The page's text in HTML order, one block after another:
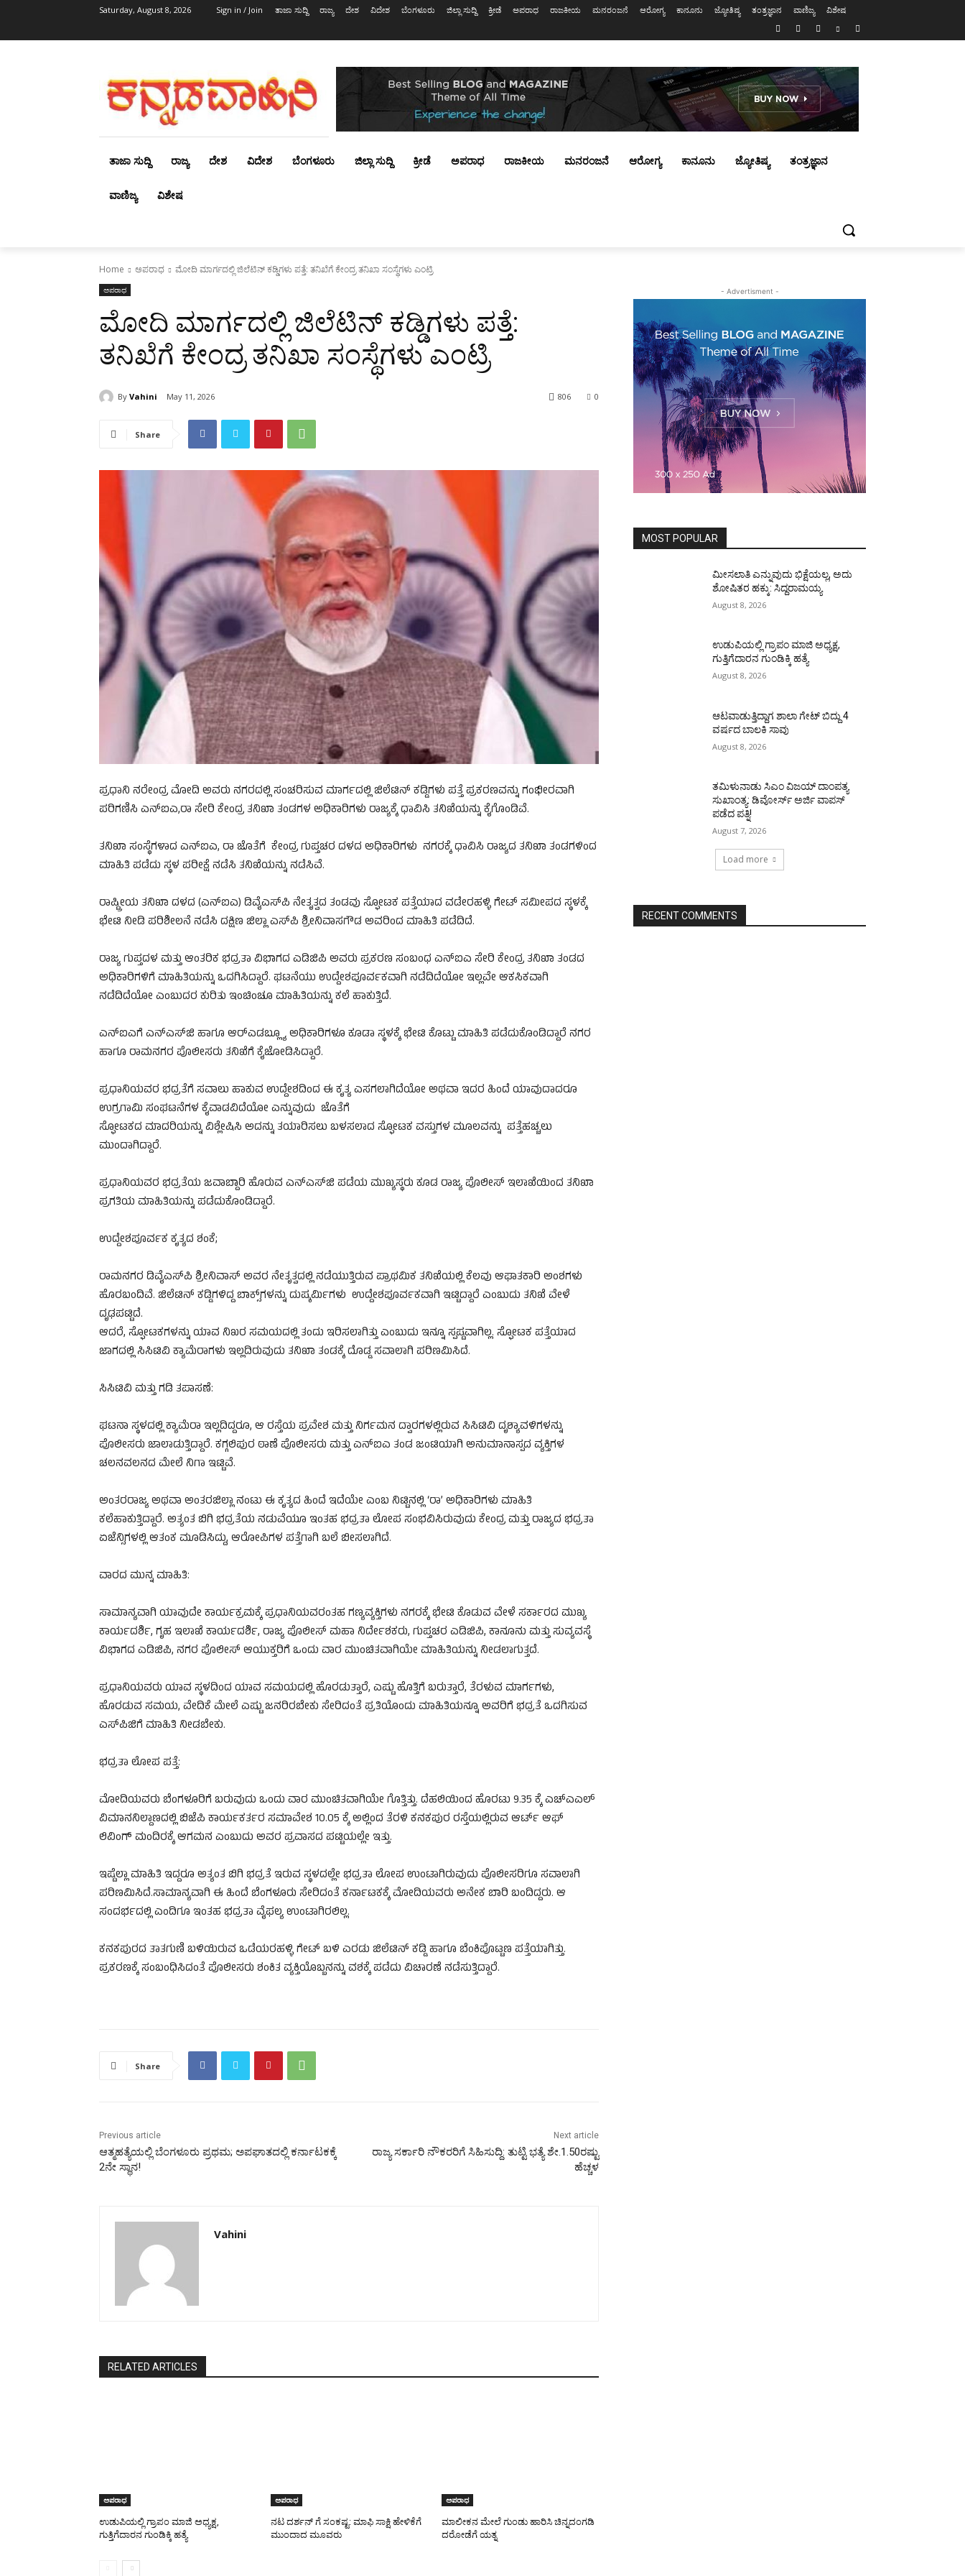
Saturday, August 8, 2026 Sign in / Join ತಾಜಾ ಸುದ್ದಿ ರಾಜ್ಯ ದೇಶ ವಿದೇಶ ಬೆಂಗಳೂರು ಜಿಲ್ಲಾ ಸುದ್ದಿ ಕ್ರೀಡೆ ಅಪರಾಧ ರಾಜಕೀಯ ಮನರಂಜನೆ ಆರೋಗ್ಯ ಕಾನೂನು ಜ್ಯೋತಿಷ್ಯ ತಂತ್ರಜ್ಞಾನ ವಾಣಿಜ್ಯ ವಿಶೇಷ
ತಾಜಾ ಸುದ್ದಿ ರಾಜ್ಯ ದೇಶ ವಿದೇಶ ಬೆಂಗಳೂರು ಜಿಲ್ಲಾ ಸುದ್ದಿ ಕ್ರೀಡೆ ಅಪರಾಧ ರಾಜಕೀಯ ಮನರಂಜನೆ ಆರೋಗ್ಯ ಕಾನೂನು ಜ್ಯೋತಿಷ್ಯ ತಂತ್ರಜ್ಞಾನ
ವಾಣಿಜ್ಯ ವಿಶೇಷ
Home ಅಪರಾಧ ಮೋದಿ ಮಾರ್ಗದಲ್ಲಿ ಜಿಲೆಟಿನ್ ಕಡ್ಡಿಗಳು ಪತ್ತೆ: ತನಿಖೆಗೆ ಕೇಂದ್ರ ತನಿಖಾ ಸಂಸ್ಥೆಗಳು ಎಂಟ್ರಿ
ಅಪರಾಧ
ಮೋದಿ ಮಾರ್ಗದಲ್ಲಿ ಜಿಲೆಟಿನ್ ಕಡ್ಡಿಗಳು ಪತ್ತೆ:
ತನಿಖೆಗೆ ಕೇಂದ್ರ ತನಿಖಾ ಸಂಸ್ಥೆಗಳು ಎಂಟ್ರಿ
By Vahini May 11, 2026 0
806
Share
ಪ್ರಧಾನಿ ನರೇಂದ್ರ ಮೋದಿ ಅವರು ನಗರದಲ್ಲಿ ಸಂಚರಿಸುವ ಮಾರ್ಗದಲ್ಲಿ ಜಿಲೆಟಿನ್ ಕಡ್ಡಿಗಳು ಪತ್ತೆ ಪ್ರಕರಣವನ್ನು ಗಂಭೀರವಾಗಿ
ಪರಿಗಣಿಸಿ ಎನ್ಐಎ,ರಾ ಸೇರಿ ಕೇಂದ್ರ ತನಿಖಾ‌ ತಂಡಗಳ ಅಧಿಕಾರಿಗಳು ರಾಜ್ಯಕ್ಕೆ ಧಾವಿಸಿ‌ ತನಿಖೆಯನ್ನು ಕೈಗೊಂಡಿವೆ.
ತನಿಖಾ ಸಂಸ್ಥೆಗಳಾದ ಎನ್ಐಎ, ರಾ ಜೊತೆಗೆ ಕೇಂದ್ರ ಗುಪ್ತಚರ ದಳದ ಅಧಿಕಾರಿಗಳು ನಗರಕ್ಕೆ ಧಾವಿಸಿ ರಾಜ್ಯದ ತನಿಖಾ‌ ತಂಡಗಳಿಂದ
ಮಾಹಿತಿ ಪಡೆದು ಸ್ಥಳ ಪರೀಕ್ಷೆ ನಡೆಸಿ ತನಿಖೆಯನ್ನು ನಡೆಸಿವೆ.
ರಾಷ್ಟ್ರೀಯ ತನಿಖಾ ದಳದ (ಎನ್ಐಎ) ಡಿವೈಎಸ್‌ಪಿ ನೇತೃತ್ವದ ತಂಡವು ಸ್ಫೋಟಕ ಪತ್ತೆಯಾದ ವಡೇರಹಳ್ಳಿ ಗೇಟ್ ಸಮೀಪದ ಸ್ಥಳಕ್ಕೆ
ಭೇಟಿ ನೀಡಿ ಪರಿಶೀಲನೆ ನಡೆಸಿ ದಕ್ಷಿಣ ಜಿಲ್ಲಾ ಎಸ್‌ಪಿ ಶ್ರೀನಿವಾಸಗೌಡ ಅವರಿಂದ ಮಾಹಿತಿ ಪಡೆದಿದೆ.
ರಾಜ್ಯ ಗುಪ್ತದಳ ಮತ್ತು ಆಂತರಿಕ ಭದ್ರತಾ ವಿಭಾಗದ ಎಡಿಜಿಪಿ ಅವರು ಪ್ರಕರಣ ಸಂಬಂಧ ಎನ್‌ಐಎ ಸೇರಿ ಕೇಂದ್ರ ತನಿಖಾ‌ ತಂಡದ
ಅಧಿಕಾರಿಗಳಿಗೆ ಮಾಹಿತಿಯನ್ನು ಒದಗಿಸಿದ್ದಾರೆ. ಘಟನೆಯು ಉದ್ದೇಶಪೂರ್ವಕವಾಗಿ ನಡೆದಿದೆಯೋ ಇಲ್ಲವೇ ಆಕಸಿಕವಾಗಿ
ನಡೆದಿದೆಯೋ ಎಂಬುದರ ಕುರಿತು ಇಂಚಿಂಚೂ ಮಾಹಿತಿಯನ್ನು ಕಲೆ ಹಾಕುತ್ತಿದೆ.
ಎನ್‌ಐಎಗೆ ಎನ್‌ಎಸ್‌ಜಿ ಹಾಗೂ ಆರ್‌ಎಡಬ್ಲ್ಯೂ ಅಧಿಕಾರಿಗಳೂ ಕೂಡಾ ಸ್ಥಳಕ್ಕೆ ಭೇಟಿ ಕೊಟ್ಟು ಮಾಹಿತಿ ಪಡೆದುಕೊಂಡಿದ್ದಾರೆ ನಗರ
ಹಾಗೂ ರಾಮನಗರ ಪೊಲೀಸರು ತನಿಖೆಗೆ ಕೈಜೋಡಿಸಿದ್ದಾರೆ.
ಪ್ರಧಾನಿಯವರ ಭದ್ರತೆಗೆ ಸವಾಲು ಹಾಕುವ ಉದ್ದೇಶದಿಂದ ಈ ಕೃತ್ಯ ಎಸಗಲಾಗಿದೆಯೋ ಅಥವಾ ಇದರ ಹಿಂದೆ ಯಾವುದಾದರೂ
ಉಗ್ರಗಾಮಿ ಸಂಘಟನೆಗಳ ಕೈವಾಡವಿದೆಯೋ ಎನ್ನುವುದು ಜೊತೆಗೆ
ಸ್ಫೋಟಕದ ಮಾದರಿಯನ್ನು ವಿಶ್ಲೇಷಿಸಿ ಅದನ್ನು ತಯಾರಿಸಲು ಬಳಸಲಾದ ಸ್ಫೋಟಕ ವಸ್ತುಗಳ ಮೂಲವನ್ನು ಪತ್ತೆಹಚ್ಚಲು
ಮುಂದಾಗಿದ್ದಾರೆ.
ಪ್ರಧಾನಿಯವರ ಭದ್ರತೆಯ ಜವಾಬ್ದಾರಿ ಹೊರುವ ಎನ್‌ಎಸ್‌ಜಿ ಪಡೆಯ ಮುಖ್ಯಸ್ಥರು ಕೂಡ ರಾಜ್ಯ ಪೊಲೀಸ್ ಇಲಾಖೆಯಿಂದ ತನಿಖಾ
ಪ್ರಗತಿಯ ಮಾಹಿತಿಯನ್ನು ಪಡೆದುಕೊಂಡಿದ್ದಾರೆ.
ಉದ್ದೇಶಪೂರ್ವಕ ಕೃತ್ಯದ ಶಂಕೆ;
ರಾಮನಗರ ಡಿವೈಎಸ್‌ಪಿ ಶ್ರೀನಿವಾಸ್ ಅವರ ನೇತೃತ್ವದಲ್ಲಿ ನಡೆಯುತ್ತಿರುವ ಪ್ರಾಥಮಿಕ ತನಿಖೆಯಲ್ಲಿ ಕೆಲವು ಆಘಾತಕಾರಿ ಅಂಶಗಳು
ಹೊರಬಂದಿವೆ. ಜಿಲೆಟಿನ್ ಕಡ್ಡಿಗಳಿದ್ದ ಬಾಕ್ಸ್‌ಗಳನ್ನು ದುಷ್ಕರ್ಮಿಗಳು ಉದ್ದೇಶಪೂರ್ವಕವಾಗಿ ಇಟ್ಟಿದ್ದಾರೆ ಎಂಬುದು ತನಿಖೆ ವೇಳೆ
ದೃಢಪಟ್ಟಿದೆ.
ಆದರೆ, ಸ್ಫೋಟಕಗಳನ್ನು ಯಾವ ನಿಖರ ಸಮಯದಲ್ಲಿ ತಂದು ಇರಿಸಲಾಗಿತ್ತು ಎಂಬುದು ಇನ್ನೂ ಸ್ಪಷ್ಟವಾಗಿಲ್ಲ. ಸ್ಫೋಟಕ ಪತ್ತೆಯಾದ
ಜಾಗದಲ್ಲಿ ಸಿಸಿಟಿವಿ ಕ್ಯಾಮೆರಾಗಳು ಇಲ್ಲದಿರುವುದು ತನಿಖಾ ತಂಡಕ್ಕೆ ದೊಡ್ಡ ಸವಾಲಾಗಿ ಪರಿಣಮಿಸಿದೆ.
ಸಿಸಿಟಿವಿ ಮತ್ತು ಗಡಿ ತಪಾಸಣೆ:
ಘಟನಾ ಸ್ಥಳದಲ್ಲಿ ಕ್ಯಾಮೆರಾ ಇಲ್ಲದಿದ್ದರೂ, ಆ ರಸ್ತೆಯ ಪ್ರವೇಶ ಮತ್ತು ನಿರ್ಗಮನ ದ್ವಾರಗಳಲ್ಲಿರುವ ಸಿಸಿಟಿವಿ ದೃಶ್ಯಾವಳಿಗಳನ್ನು
ಪೊಲೀಸರು ಜಾಲಾಡುತ್ತಿದ್ದಾರೆ. ಕಗ್ಗಲಿಪುರ ಠಾಣೆ ಪೊಲೀಸರು ಮತ್ತು ಎನ್ಐಎ ತಂಡ ಜಂಟಿಯಾಗಿ ಅನುಮಾನಾಸ್ಪದ ವ್ಯಕ್ತಿಗಳ
ಚಲನವಲನದ ಮೇಲೆ ನಿಗಾ ಇಟ್ಟಿವೆ.
ಅಂತರರಾಜ್ಯ ಅಥವಾ ಅಂತರಜಿಲ್ಲಾ ನಂಟು ಈ ಕೃತ್ಯದ ಹಿಂದೆ ಇದೆಯೇ ಎಂಬ ನಿಟ್ಟಿನಲ್ಲಿ ‘ರಾ’ ಅಧಿಕಾರಿಗಳು ಮಾಹಿತಿ
ಕಲೆಹಾಕುತ್ತಿದ್ದಾರೆ. ಅತ್ಯಂತ ಬಿಗಿ ಭದ್ರತೆಯ ನಡುವೆಯೂ ಇಂತಹ ಭದ್ರತಾ ಲೋಪ ಸಂಭವಿಸಿರುವುದು ಕೇಂದ್ರ ಮತ್ತು ರಾಜ್ಯದ ಭದ್ರತಾ
ಏಜೆನ್ಸಿಗಳಲ್ಲಿ ಆತಂಕ ಮೂಡಿಸಿದ್ದು, ಆರೋಪಿಗಳ ಪತ್ತೆಗಾಗಿ ಬಲೆ ಬೀಸಲಾಗಿದೆ.
ವಾರದ ಮುನ್ನ ಮಾಹಿತಿ:
ಸಾಮಾನ್ಯವಾಗಿ ಯಾವುದೇ ಕಾರ್ಯಕ್ರಮಕ್ಕೆ ಪ್ರಧಾನಿಯವರಂತಹ ಗಣ್ಯವ್ಯಕ್ತಿಗಳು ನಗರಕ್ಕೆ ಭೇಟಿ ಕೊಡುವ ವೇಳೆ ಸರ್ಕಾರದ ಮುಖ್ಯ
ಕಾರ್ಯದರ್ಶಿ, ಗೃಹ ಇಲಾಖೆ ಕಾರ್ಯದರ್ಶಿ, ರಾಜ್ಯ ಪೊಲೀಸ್ ಮಹಾ ನಿರ್ದೇಶಕರು, ಗುಪ್ತಚರ ಎಡಿಜಿಪಿ, ಕಾನೂನು ಮತ್ತು ಸುವ್ಯವಸ್ಥೆ
ವಿಭಾಗದ ಎಡಿಜಿಪಿ, ನಗರ ಪೊಲೀಸ್‌ ಆಯುಕ್ತರಿಗೆ ಒಂದು ವಾರ ಮುಂಚಿತವಾಗಿಯೇ ಮಾಹಿತಿಯನ್ನು ನೀಡಲಾಗುತ್ತದೆ.
ಪ್ರಧಾನಿಯವರು ಯಾವ ಸ್ಥಳದಿಂದ ಯಾವ ಸಮಯದಲ್ಲಿ ಹೊರಡುತ್ತಾರೆ, ಎಷ್ಟು ಹೊತ್ತಿಗೆ ಬರುತ್ತಾರೆ, ತೆರಳುವ ಮಾರ್ಗಗಳು,
ಹೊರಡುವ ಸಮಯ, ವೇದಿಕೆ ಮೇಲೆ ಎಷ್ಟು ಜನರಿರಬೇಕು ಸೇರಿದಂತೆ ಪ್ರತಿಯೊಂದು ಮಾಹಿತಿಯನ್ನೂ ಅವರಿಗೆ ಭದ್ರತೆ ಒದಗಿಸುವ
ಎಸ್‌ಪಿಜಿಗೆ ಮಾಹಿತಿ ನೀಡಬೇಕು.
ಭದ್ರತಾ ಲೋಪ ಪತ್ತೆ:
ಮೋದಿಯವರು ಬೆಂಗಳೂರಿಗೆ ಬರುವುದು ಒಂದು ವಾರ ಮುಂಚಿತವಾಗಿಯೇ ಗೊತ್ತಿತ್ತು. ದೆಹಲಿಯಿಂದ ಹೊರಟು 9.35 ಕ್ಕೆ ಎಚ್‌ಎಎಲ್
ವಿಮಾನನಿಲ್ದಾಣದಲ್ಲಿ ಬಿಜೆಪಿ ಕಾರ್ಯಕರ್ತರ ಸಮಾವೇಶ 10.05 ಕ್ಕೆ ಅಲ್ಲಿಂದ ತೆರಳಿ ಕನಕಪುರ ರಸ್ತೆಯಲ್ಲಿರುವ ಆರ್ಟ್ ಆಫ್
ಲಿವಿಂಗ್ ಮಂದಿರಕ್ಕೆ ಆಗಮನ ಎಂಬುದು ಅವರ ಪ್ರವಾಸದ ಪಟ್ಟಿಯಲ್ಲೇ ಇತ್ತು.
ಇಷ್ಟೆಲ್ಲಾ ಮಾಹಿತಿ ಇದ್ದರೂ ಅತ್ಯಂತ ಬಿಗಿ ಭದ್ರತೆ ಇರುವ ಸ್ಥಳದಲ್ಲೇ ಭದ್ರತಾ ಲೋಪ ಉಂಟಾಗಿರುವುದು ಪೊಲೀಸರಿಗೂ ಸವಾಲಾಗಿ
ಪರಿಣಮಿಸಿದೆ.ಸಾಮಾನ್ಯವಾಗಿ ಈ ಹಿಂದೆ ಬೆಂಗಳೂರು ಸೇರಿದಂತೆ ಕರ್ನಾಟಕಕ್ಕೆ ಮೋದಿಯವರು ಅನೇಕ ಬಾರಿ ಬಂದಿದ್ದರು. ಆ
ಸಂದರ್ಭದಲ್ಲಿ ಎಂದಿಗೂ ಇಂತಹ ಭದ್ರತಾ ವೈಫಲ್ಯ ಉಂಟಾಗಿರಲಿಲ್ಲ.
ಕನಕಪುರದ ತಾತಗುಣಿ ಬಳಿಯಿರುವ ಒಡೆಯರಹಳ್ಳಿ ಗೇಟ್ ಬಳಿ ಎರಡು ಜಿಲೆಟಿನ್ ಕಡ್ಡಿ ಹಾಗೂ ಬೆಂಕಿಪೊಟ್ಟಣ ಪತ್ತೆಯಾಗಿತ್ತು.
ಪ್ರಕರಣಕ್ಕೆ ಸಂಬಂಧಿಸಿದಂತೆ ಪೊಲೀಸರು ಶಂಕಿತ ವ್ಯಕ್ತಿಯೊಬ್ಬನನ್ನು ವಶಕ್ಕೆ ಪಡೆದು ವಿಚಾರಣೆ ನಡೆಸುತ್ತಿದ್ದಾರೆ.
Share
Previous article
ಆತ್ಮಹತ್ಯೆಯಲ್ಲಿ ಬೆಂಗಳೂರು ಪ್ರಥಮ; ಅಪಘಾತದಲ್ಲಿ ಕರ್ನಾಟಕಕ್ಕೆ
2ನೇ ಸ್ಥಾನ!
Next article
ರಾಜ್ಯ ಸರ್ಕಾರಿ ನೌಕರರಿಗೆ ಸಿಹಿಸುದ್ದಿ: ತುಟ್ಟಿ ಭತ್ಯೆ ಶೇ.1.50ರಷ್ಟು
ಹೆಚ್ಚಳ
Vahini
RELATED ARTICLES
ಅಪರಾಧ
ಉಡುಪಿಯಲ್ಲಿ ಗ್ರಾಪಂ ಮಾಜಿ ಅಧ್ಯಕ್ಷ,
ಗುತ್ತಿಗೆದಾರನ ಗುಂಡಿಕ್ಕಿ ಹತ್ಯೆ
ಅಪರಾಧ
ನಟ ದರ್ಶನ್ ಗೆ ಸಂಕಷ್ಟ: ಮಾಫಿ ಸಾಕ್ಷಿ ಹೇಳಿಕೆಗೆ
ಮುಂದಾದ ಮೂವರು
ಅಪರಾಧ
ಮಾಲೀಕನ ಮೇಲೆ ಗುಂಡು ಹಾರಿಸಿ ಚಿನ್ನದಂಗಡಿ
ದರೋಡೆಗೆ ಯತ್ನ
- Advertisment -
MOST POPULAR
ಮೀಸಲಾತಿ ಎನ್ನುವುದು ಭಿಕ್ಷೆಯಲ್ಲ, ಅದು
ಶೋಷಿತರ ಹಕ್ಕು: ಸಿದ್ದರಾಮಯ್ಯ
August 8, 2026
ಉಡುಪಿಯಲ್ಲಿ ಗ್ರಾಪಂ ಮಾಜಿ ಅಧ್ಯಕ್ಷ,
ಗುತ್ತಿಗೆದಾರನ ಗುಂಡಿಕ್ಕಿ ಹತ್ಯೆ
August 8, 2026
ಆಟವಾಡುತ್ತಿದ್ದಾಗ ಶಾಲಾ ಗೇಟ್‌ ಬಿದ್ದು 4
ವರ್ಷದ ಬಾಲಕಿ ಸಾವು
August 8, 2026
ತಮಿಳುನಾಡು ಸಿಎಂ ವಿಜಯ್‌ ದಾಂಪತ್ಯ
ಸುಖಾಂತ್ಯ: ಡಿವೋರ್ಸ್‌ ಅರ್ಜಿ ವಾಪಸ್‌
ಪಡೆದ ಪತ್ನಿ!
August 7, 2026
Load more
RECENT COMMENTS